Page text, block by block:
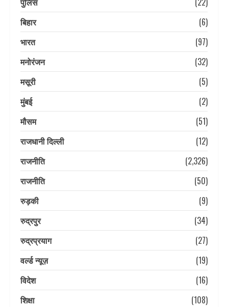
बिहार
(6)
भारत
(97)
मनोरंजन
(32)
मसूरी
(5)
मुंबई
(2)
मौसम
(51)
राजधानी दिल्ली
(12)
राजनीति
(2,326)
राजनीति
(50)
रुड़की
(9)
रुद्रपुर
(34)
रुद्रप्रयाग
(27)
वर्ल्ड न्यूज़
(19)
विदेश
(16)
शिक्षा
(108)